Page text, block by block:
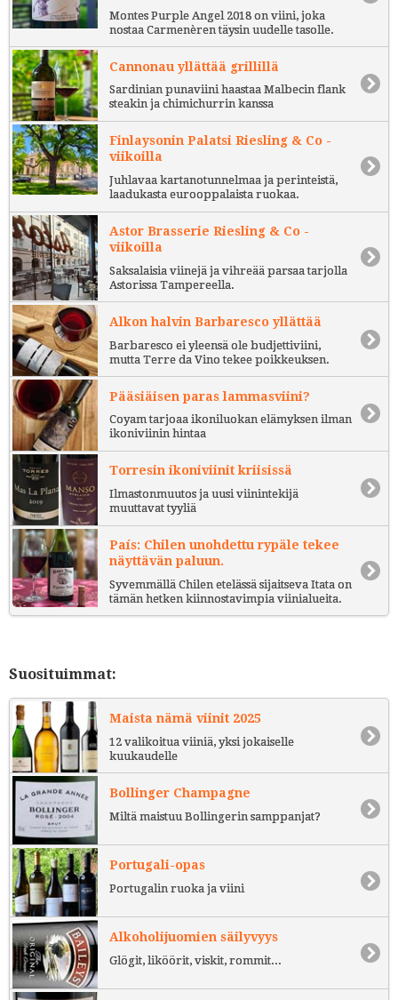
Montes Purple Angel 2018 on viini, joka
nostaa Carmenèren täysin uudelle tasolle.
Cannonau yllättää grillillä
Sardinian punaviini haastaa Malbecin flank
steakin ja chimichurrin kanssa
Finlaysonin Palatsi Riesling & Co -
viikoilla
Juhlavaa kartanotunnelmaa ja perinteistä,
laadukasta eurooppalaista ruokaa.
Astor Brasserie Riesling & Co -
viikoilla
Saksalaisia viinejä ja vihreää parsaa tarjolla
Astorissa Tampereella.
Alkon halvin Barbaresco yllättää
Barbaresco ei yleensä ole budjettiviini,
mutta Terre da Vino tekee poikkeuksen.
Pääsiäisen paras lammasviini?
Coyam tarjoaa ikoniluokan elämyksen ilman
ikoniviinin hintaa
Torresin ikoniviinit kriisissä
Ilmastonmuutos ja uusi viinintekijä
muuttavat tyyliä
País: Chilen unohdettu rypäle tekee
näyttävän paluun.
Syvemmällä Chilen etelässä sijaitseva Itata on
tämän hetken kiinnostavimpia viinialueita.
Suosituimmat:
Maista nämä viinit 2025
12 valikoitua viiniä, yksi jokaiselle
kuukaudelle
Bollinger Champagne
Miltä maistuu Bollingerin samppanjat?
Portugali-opas
Portugalin ruoka ja viini
Alkoholijuomien säilyvyys
Glögit, liköörit, viskit, rommit...